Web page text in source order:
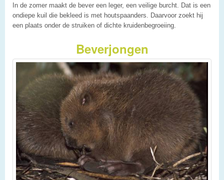
In de zomer maakt de bever een leger, een veilige burcht. Dat is een
ondiepe kuil die bekleed is met houtspaanders. Daarvoor zoekt hij
een plaats onder de struiken of dichte kruidenbegroeiing.
Beverjongen